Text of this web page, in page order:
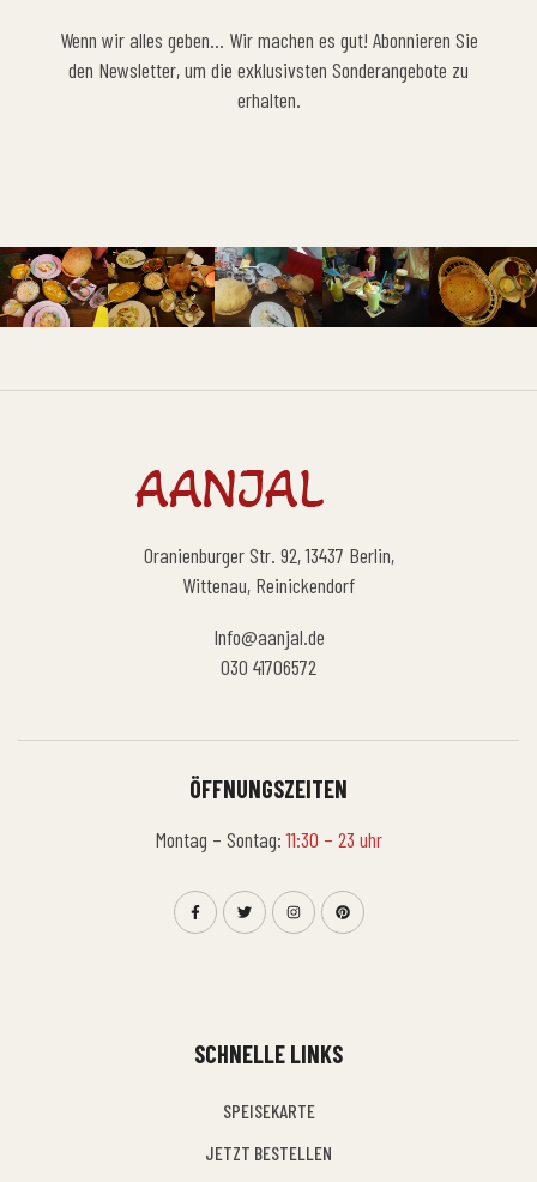
Wenn wir alles geben… Wir machen es gut! Abonnieren Sie
den Newsletter, um die exklusivsten Sonderangebote zu
erhalten.
Oranienburger Str. 92, 13437 Berlin,
Wittenau, Reinickendorf
Info@aanjal.de
030 41706572
SCHNELLE LINKS
SPEISEKARTE
JETZT BESTELLEN
ÖFFNUNGSZEITEN
Montag – Sontag:11:30 – 23 uhr